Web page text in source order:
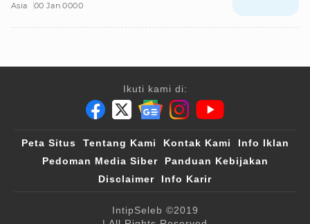
Asia 00 Jan 0000
Ikuti kami di:
Peta Situs Tentang Kami Kontak Kami
Info Iklan
Pedoman Media Siber
Panduan Kebijakan
Disclaimer
Info Karir
IntipSeleb ©2019